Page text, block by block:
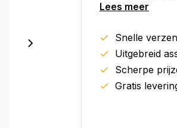
Lees meer
Snelle
Uitgebreid
Scherpe
Gratis